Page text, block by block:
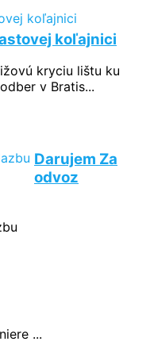
koľajnici
kryciu lištu ku
v Bratis...
Darujem Za
odvoz
...